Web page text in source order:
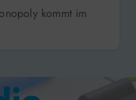
kommt im